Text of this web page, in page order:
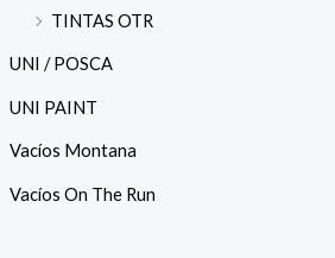
TINTAS OTR
UNI / POSCA
UNI PAINT
Vacíos Montana
Vacíos On The Run